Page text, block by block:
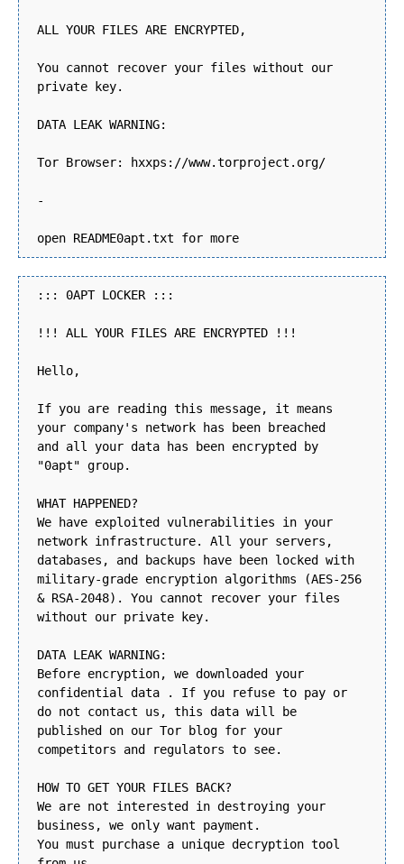
ALL YOUR FILES ARE ENCRYPTED,
You cannot recover your files without our
private key.
DATA LEAK WARNING:
Tor Browser: hxxps://www.torproject.org/
-
open README0apt.txt for more
::: 0APT LOCKER :::
!!! ALL YOUR FILES ARE ENCRYPTED !!!
Hello,
If you are reading this message, it means
your company's network has been breached
and all your data has been encrypted by
"0apt" group.
WHAT HAPPENED?
We have exploited vulnerabilities in your
network infrastructure. All your servers,
databases, and backups have been locked with
military-grade encryption algorithms (AES-256
& RSA-2048). You cannot recover your files
without our private key.
DATA LEAK WARNING:
Before encryption, we downloaded your
confidential data . If you refuse to pay or
do not contact us, this data will be
published on our Tor blog for your
competitors and regulators to see.
HOW TO GET YOUR FILES BACK?
We are not interested in destroying your
business, we only want payment.
You must purchase a unique decryption tool